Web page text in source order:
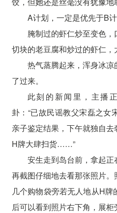
A计划，一定是优先于B计
腌制过的虾仁炒至变色
切块的老豆腐和炒过的虾仁，
热气蒸腾起来，浑身冰
了过来。
此刻的新闻里，主播
卦：“已故民谣教父宋磊之女
亲子鉴定结果，下午就独自
H牌大肆扫货……”
安生走到岛台前，拿起正
再截图仔细地去看那张照片
几个购物袋旁若无人地从H
后可以看到照片右下角，展